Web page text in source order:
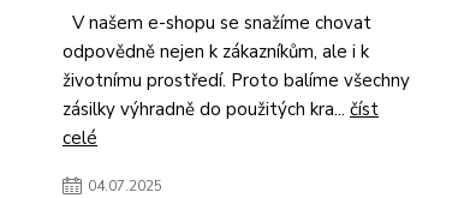
V našem e-shopu se snažíme chovat
odpovědně nejen k zákazníkům, ale i k
životnímu prostředí. Proto balíme všechny
zásilky výhradně do použitých kra... číst
celé
04.07.2025